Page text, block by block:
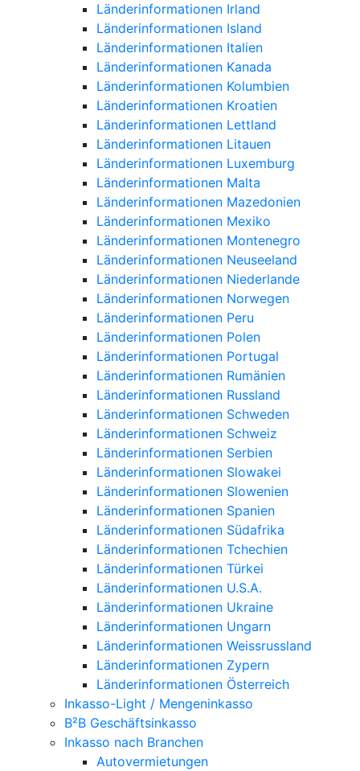
Länderinformationen Irland
Länderinformationen Island
Länderinformationen Italien
Länderinformationen Kanada
Länderinformationen Kolumbien
Länderinformationen Kroatien
Länderinformationen Lettland
Länderinformationen Litauen
Länderinformationen Luxemburg
Länderinformationen Malta
Länderinformationen Mazedonien
Länderinformationen Mexiko
Länderinformationen Montenegro
Länderinformationen Neuseeland
Länderinformationen Niederlande
Länderinformationen Norwegen
Länderinformationen Peru
Länderinformationen Polen
Länderinformationen Portugal
Länderinformationen Rumänien
Länderinformationen Russland
Länderinformationen Schweden
Länderinformationen Schweiz
Länderinformationen Serbien
Länderinformationen Slowakei
Länderinformationen Slowenien
Länderinformationen Spanien
Länderinformationen Südafrika
Länderinformationen Tchechien
Länderinformationen Türkei
Länderinformationen U.S.A.
Länderinformationen Ukraine
Länderinformationen Ungarn
Länderinformationen Weissrussland
Länderinformationen Zypern
Länderinformationen Österreich
Inkasso-Light / Mengeninkasso
B²B Geschäftsinkasso
Inkasso nach Branchen
Autovermietungen